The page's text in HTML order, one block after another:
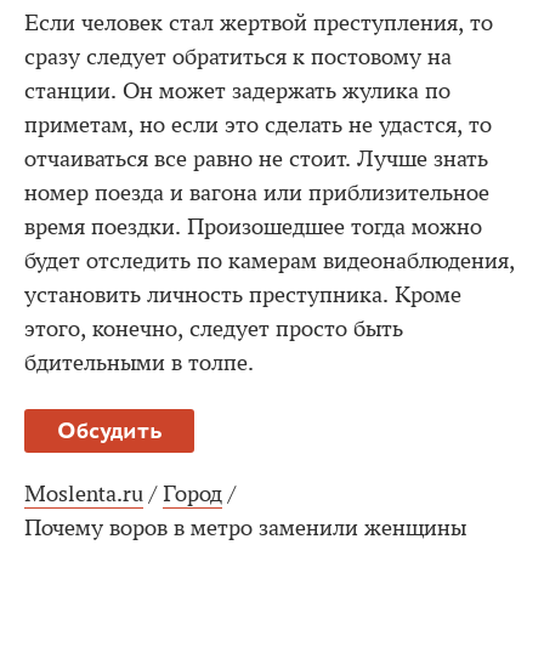
Если человек стал жертвой преступления, то
сразу следует обратиться к постовому на
станции. Он может задержать жулика по
приметам, но если это сделать не удастся, то
отчаиваться все равно не стоит. Лучше знать
номер поезда и вагона или приблизительное
время поездки. Произошедшее тогда можно
будет отследить по камерам видеонаблюдения,
установить личность преступника. Кроме
этого, конечно, следует просто быть
бдительными в толпе.
Обсудить
Moslenta.ru / Город /
Почему воров в метро заменили женщины